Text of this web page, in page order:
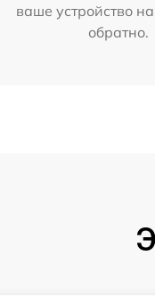
ваше устройство
обратно.